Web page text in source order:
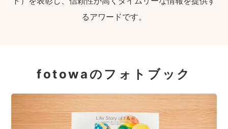
るアワードです。
fotowaのフォトブック